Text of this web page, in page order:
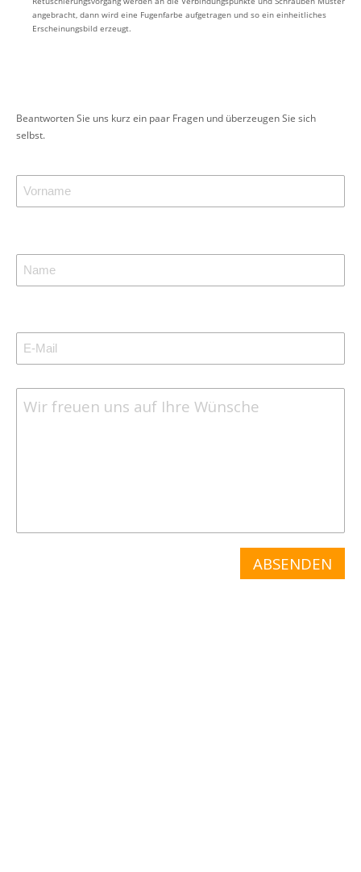
angebracht, dann wird eine Fugenfarbe aufgetragen und so ein einheitliches
Erscheinungsbild erzeugt.
Beantworten Sie uns kurz ein paar Fragen und überzeugen Sie sich
selbst.